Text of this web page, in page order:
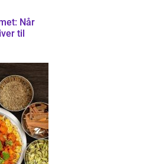
Når
til